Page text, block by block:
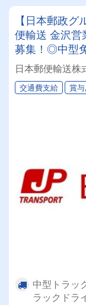
【日本郵政
便輸送 金沢
募集！◎中型
日本郵便輸送株
交通費支給 賞与
中型トラッ
ラックドラ